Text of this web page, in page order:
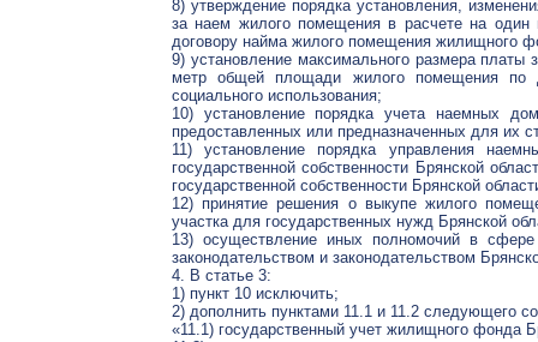
8) утверждение порядка установления,
за наем жилого помещения в расчете на
договору найма жилого помещения жилищного
9) установление максимального размера
метр общей площади жилого помещения по
социального использования;
10) установление порядка учета наемных
предоставленных или предназначенных для их
11) установление порядка управления
государственной собственности Брянской
государственной собственности Брянской
12) принятие решения о выкупе жилого
участка для государственных нужд Брянской
13) осуществление иных полномочий в
законодательством и законодательством
4. В статье 3:
1) пункт 10 исключить;
2) дополнить пунктами 11.1 и 11.2 следующего
«11.1) государственный учет жилищного фонда